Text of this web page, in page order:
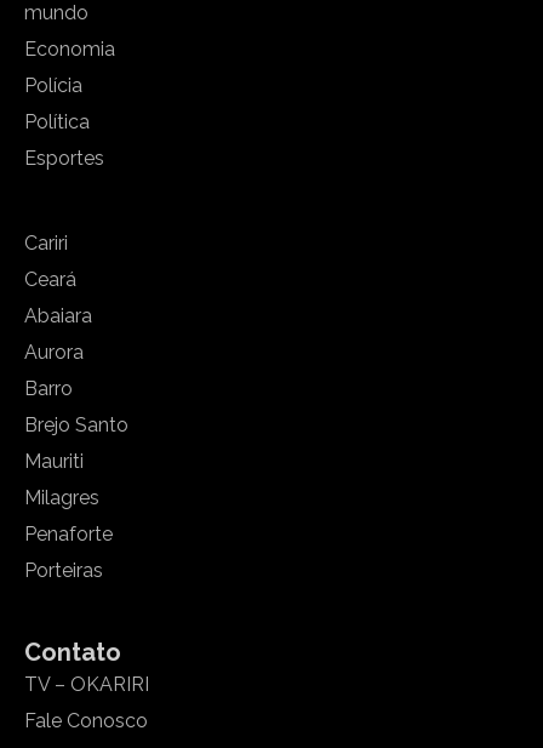
mundo
Economia
Polícia
Política
Esportes
Cariri
Ceará
Abaiara
Aurora
Barro
Brejo Santo
Mauriti
Milagres
Penaforte
Porteiras
Contato
TV – OKARIRI
Fale Conosco